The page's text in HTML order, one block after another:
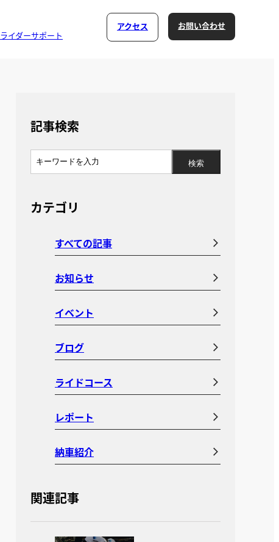
ライダーサポート
アクセス お問い合わせ
記事検索
カテゴリ
すべての記事
お知らせ
イベント
ブログ
ライドコース
レポート
納車紹介
関連記事